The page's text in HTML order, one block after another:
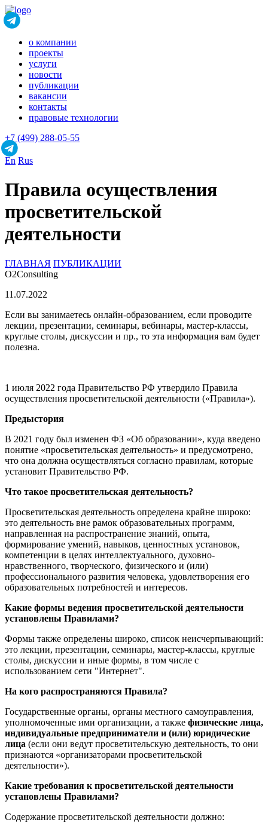
о компании
проекты
услуги
новости
публикации
вакансии
контакты
правовые технологии
+7 (499) 288-05-55
En Rus
Правила осуществления
просветительской
деятельности
ГЛАВНАЯ ПУБЛИКАЦИИ
O2Consulting
11.07.2022
Если вы занимаетесь онлайн-образованием, если проводите
лекции, презентации, семинары, вебинары, мастер-классы,
круглые столы, дискуссии и пр., то эта информация вам будет
полезна.
1 июля 2022 года Правительство РФ утвердило Правила
осуществления просветительской деятельности («Правила»).
Предыстория
В 2021 году был изменен ФЗ «Об образовании», куда введено
понятие «просветительская деятельность» и предусмотрено,
что она должна осуществляться согласно правилам, которые
установит Правительство РФ.
Что такое просветительская деятельность?
Просветительская деятельность определена крайне широко:
это деятельность вне рамок образовательных программ,
направленная на распространение знаний, опыта,
формирование умений, навыков, ценностных установок,
компетенции в целях интеллектуального, духовно-
нравственного, творческого, физического и (или)
профессионального развития человека, удовлетворения его
образовательных потребностей и интересов.
Какие формы ведения просветительской деятельности
установлены Правилами?
Формы также определены широко, список неисчерпывающий:
это лекции, презентации, семинары, мастер-классы, круглые
столы, дискуссии и иные формы, в том числе с
использованием сети "Интернет".
На кого распространяются Правила?
Государственные органы, органы местного самоуправления,
уполномоченные ими организации, а также физические лица,
индивидуальные предприниматели и (или) юридические
лица (если они ведут просветительскую деятельность, то они
признаются «организаторами просветительской
деятельности»).
Какие требования к просветительской деятельности
установлены Правилами?
Содержание просветительской деятельности должно: